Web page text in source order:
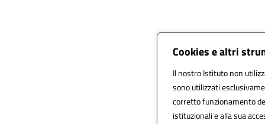
Cookies e altri
Il nostro Istituto non
sono utilizzati
corretto funzionamento
istituzionali e alla sua